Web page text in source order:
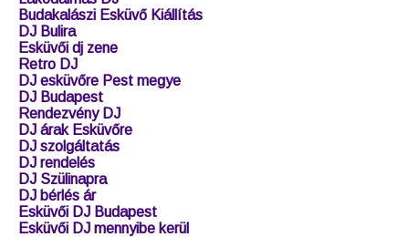
Esküvői DJ és Ceremóniamester
Legjobb Esküvői DJ
Esküvői dj vélemények
Esküvői ceremóniamester árak
Olcsó esküvői dj
Retro Party Budakalász
Rendezvényre DJ
DJ rendezvényre ár
Lakodalmas DJ
Budakalászi Esküvő Kiállítás
DJ Bulira
Esküvői dj zene
Retro DJ
DJ esküvőre Pest megye